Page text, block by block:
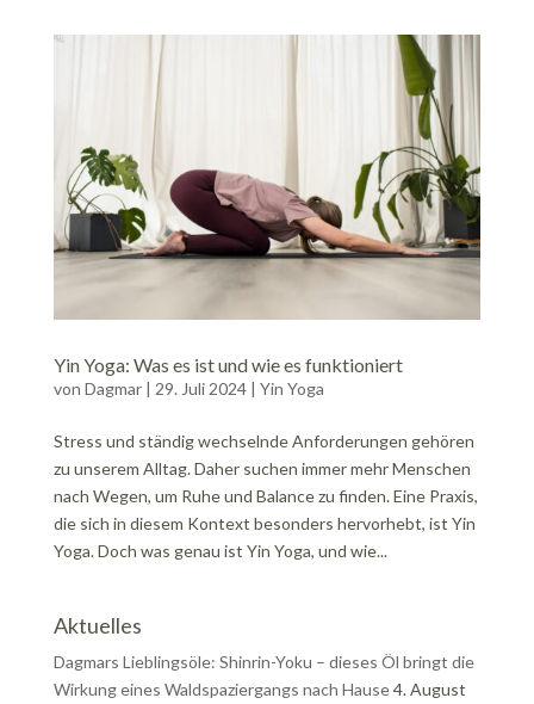
Yin Yoga: Was es ist und wie es funktioniert
von Dagmar| 29. Juli 2024| Yin Yoga
Stress und ständig wechselnde Anforderungen gehören
zu unserem Alltag. Daher suchen immer mehr Menschen
nach Wegen, um Ruhe und Balance zu finden. Eine Praxis,
die sich in diesem Kontext besonders hervorhebt, ist Yin
Yoga. Doch was genau ist Yin Yoga, und wie...
Aktuelles
Dagmars Lieblingsöle: Shinrin-Yoku – dieses Öl bringt die
Wirkung eines Waldspaziergangs nach Hause4. August